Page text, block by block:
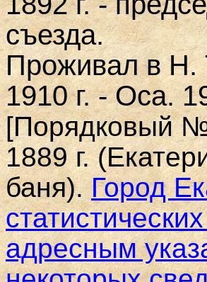
съезда.
Проживал в Н.
1910 г. - Оса.
[Порядковый
1889 г.
баня).Город
адресным